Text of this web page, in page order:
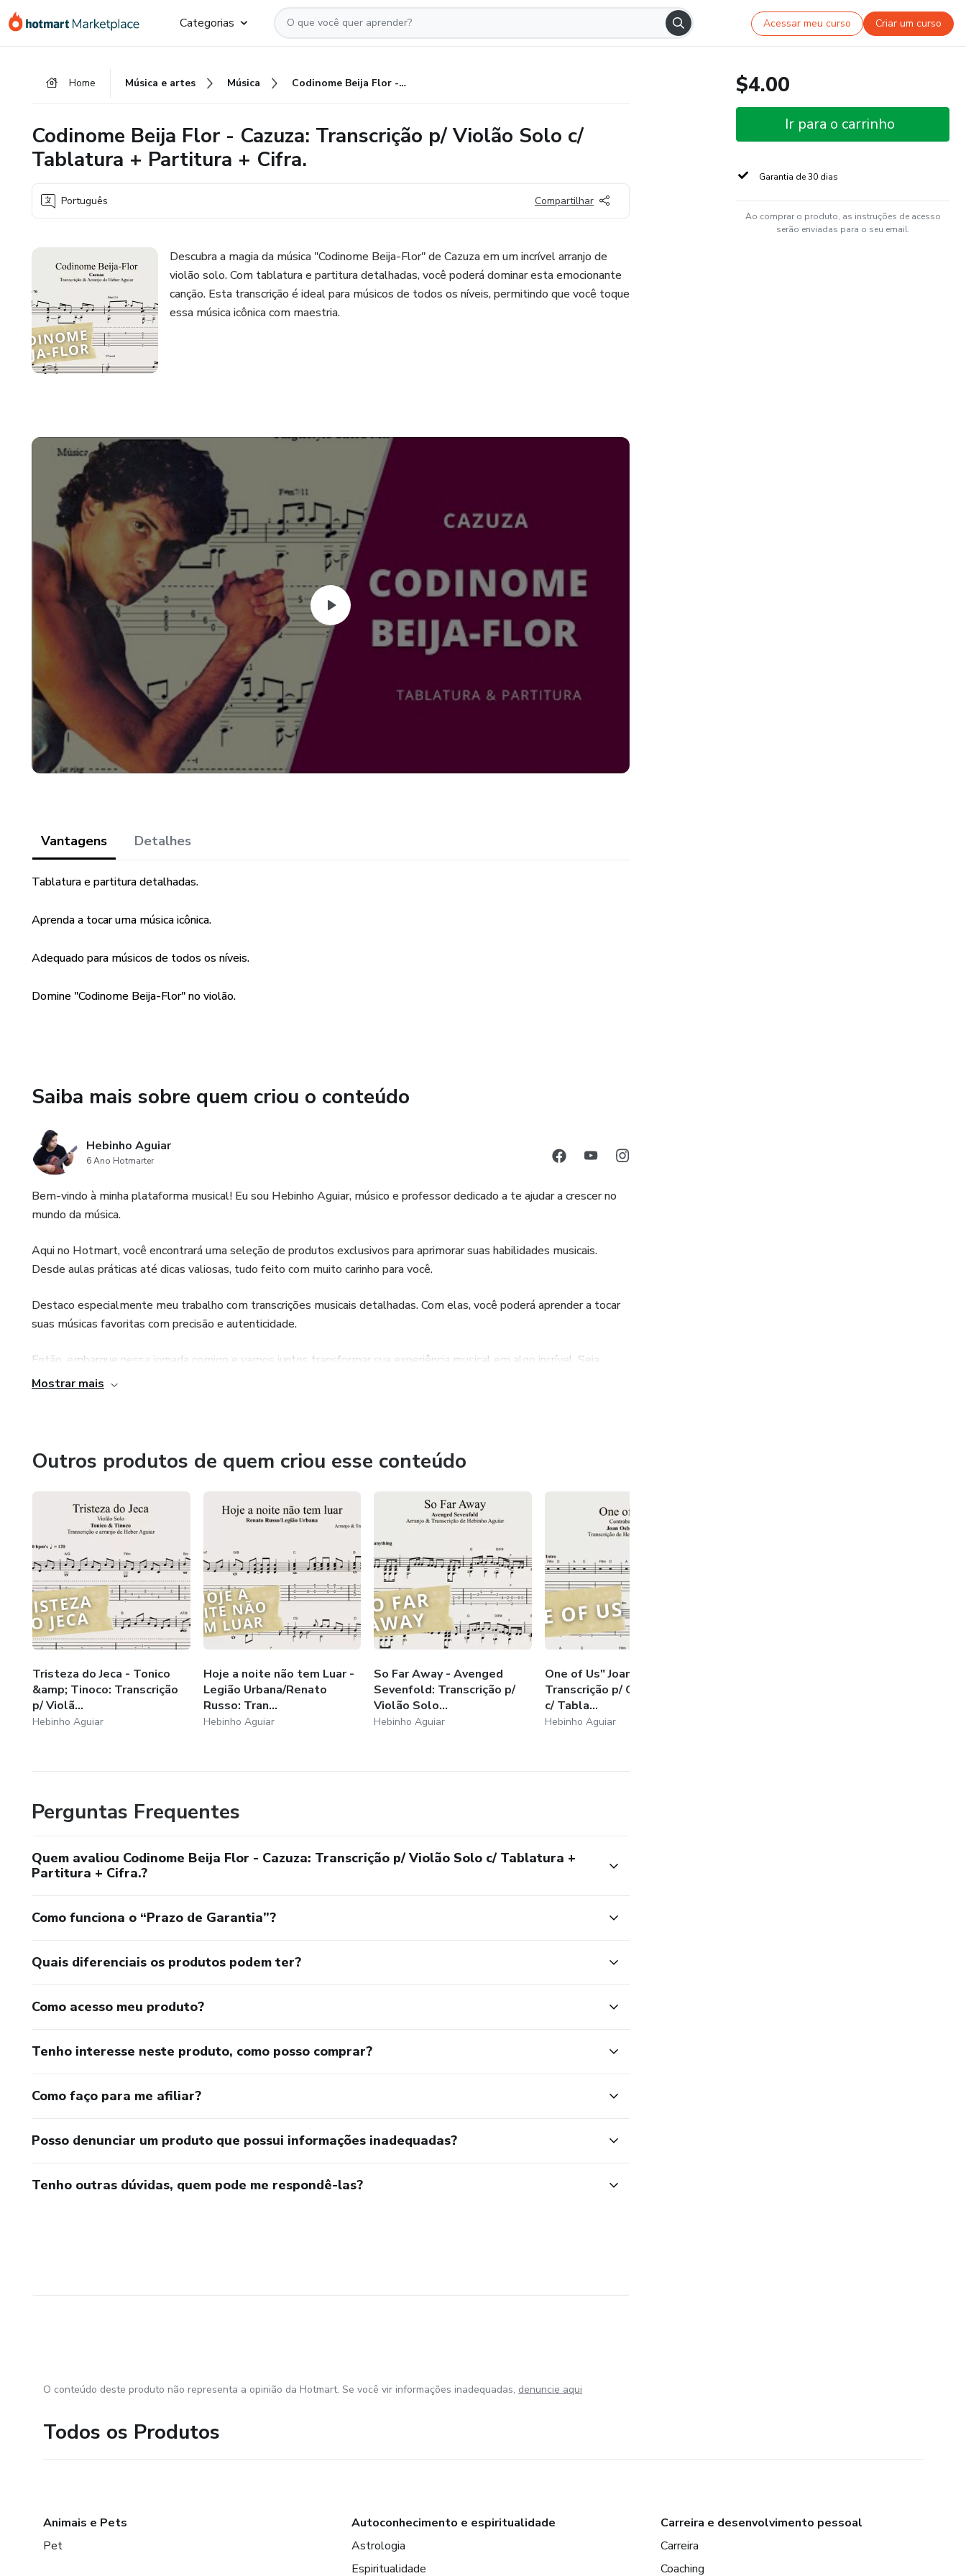
para
para
para
Categorias Acessar meu curso Criar um curso
Home Música e artes Música Codinome Beija Flor - Cazuza: Transcrição p/ Violão Solo c/ Tablatura + Partitura + Cifra.
Codinome Beija Flor - Cazuza: Transcrição p/ Violão Solo c/
Tablatura + Partitura + Cifra.
Português Compartilhar
Descubra a magia da música "Codinome Beija-Flor" de Cazuza em um incrível arranjo de
violão solo. Com tablatura e partitura detalhadas, você poderá dominar esta emocionante
canção. Esta transcrição é ideal para músicos de todos os níveis, permitindo que você toque
essa música icônica com maestria.
Vantagens Detalhes
Tablatura e partitura detalhadas.
Aprenda a tocar uma música icônica.
Adequado para músicos de todos os níveis.
Domine "Codinome Beija-Flor" no violão.
Saiba mais sobre quem criou o conteúdo
Hebinho Aguiar
6 Ano Hotmarter
Bem-vindo à minha plataforma musical! Eu sou Hebinho Aguiar, músico e professor dedicado a te ajudar a crescer no
mundo da música.
Aqui no Hotmart, você encontrará uma seleção de produtos exclusivos para aprimorar suas habilidades musicais.
Desde aulas práticas até dicas valiosas, tudo feito com muito carinho para você.
Destaco especialmente meu trabalho com transcrições musicais detalhadas. Com elas, você poderá aprender a tocar
suas músicas favoritas com precisão e autenticidade.
Então, embarque nessa jornada comigo e vamos juntos transformar sua experiência musical em algo incrível. Seja
bem-vindo ao meu cantinho musical no Hotmart!
Mostrar mais
Outros produtos de quem criou esse conteúdo
Tristeza do Jeca - Tonico
&amp; Tinoco: Transcrição
p/ Violã...
Hebinho Aguiar
Hoje a noite não tem Luar -
Legião Urbana/Renato
Russo: Tran...
Hebinho Aguiar
So Far Away - Avenged
Sevenfold: Transcrição p/
Violão Solo...
Hebinho Aguiar
One of Us" Joan Osborne:
Transcrição p/ Contrabaixo
c/ Tabla...
Hebinho Aguiar
Perguntas Frequentes
Quem avaliou Codinome Beija Flor - Cazuza: Transcrição p/ Violão Solo c/ Tablatura +
Partitura + Cifra.?
Como funciona o “Prazo de Garantia”?
Quais diferenciais os produtos podem ter?
Como acesso meu produto?
Tenho interesse neste produto, como posso comprar?
Como faço para me afiliar?
Posso denunciar um produto que possui informações inadequadas?
Tenho outras dúvidas, quem pode me respondê-las?
$4.00
Ir para o carrinho
Garantia de 30 dias
Ao comprar o produto, as instruções de acesso
serão enviadas para o seu email.
O conteúdo deste produto não representa a opinião da Hotmart. Se você vir informações inadequadas, denuncie aqui
Todos os Produtos
Animais e Pets
Pet
Autoconhecimento e espiritualidade
Astrologia
Espiritualidade
Carreira e desenvolvimento pessoal
Carreira
Coaching